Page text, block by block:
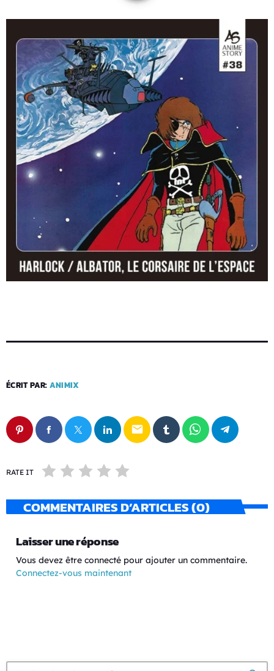
ÉCRIT PAR: ANIMIX
email
RATE IT
COMMENTAIRES D’ARTICLES (0)
Laisser une réponse
Vous devez être connecté pour ajouter un commentaire.
Connectez-vous maintenant